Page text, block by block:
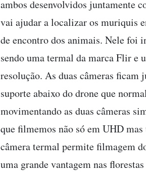
ambos desenvolvidos juntamente
vai ajudar a localizar os muriquis
de encontro dos animais. Nele foi
sendo uma termal da marca Flir e
resolução. As duas câmeras ficam
suporte abaixo do drone que
movimentando as duas câmeras
que filmemos não só em UHD
câmera termal permite filmagem
uma grande vantagem nas